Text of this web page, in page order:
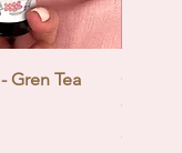
Gren Tea
Price
CLP